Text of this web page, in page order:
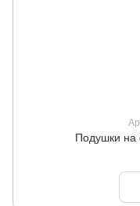
Подушки на